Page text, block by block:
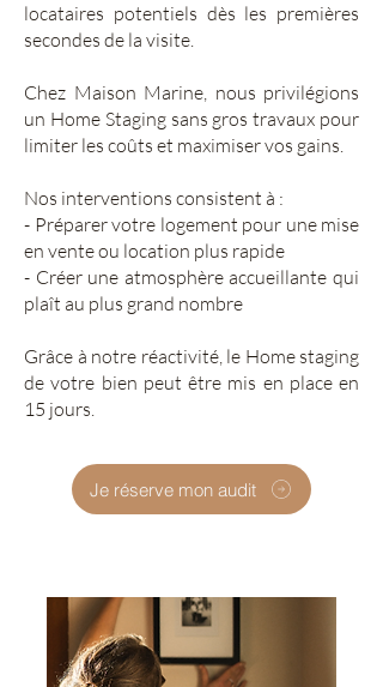
locataires potentiels dès les premières
secondes de la visite.
Chez Maison Marine, nous privilégions
un Home Staging sans gros travaux pour
limiter les coûts et maximiser vos gains.
Nos interventions consistent à :
- Préparer votre logement pour une mise
en vente ou location plus rapide
- Créer une atmosphère accueillante qui
plaît au plus grand nombre
Grâce à notre réactivité, le Home staging
de votre bien peut être mis en place en
15 jours.
Je réserve mon audit